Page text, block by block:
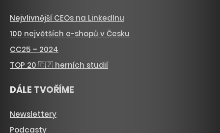
Nejvlivnější CEOs na LinkedInu
100 největších e-shopů v Česku
CC25 – 2024
TOP 20 🇨🇿 herních studií
DÁLE TVOŘÍME
Newslettery
Podcasty